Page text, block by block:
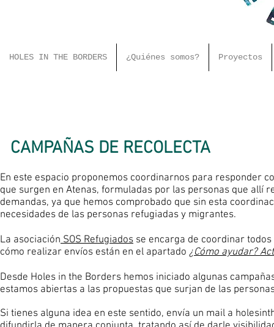
HOLES IN THE BORDERS ¿Quiénes somos? Proyectos
CAMPAÑAS DE RECOLECTA
En este espacio proponemos coordinarnos para responder
que surgen en Atenas, formuladas por las personas que allí
demandas, ya que hemos comprobado que sin esta
necesidades de las personas refugiadas y migrantes.
La asociaciónSOS Refugiados se encarga de coordinar
cómo realizar envíos están en el apartado ¿Cómo ayudar?
Desde Holes in the Borders hemos iniciado algunas
estamos abiertas a las propuestas que surjan de las
Si tienes alguna idea en este sentido, envía un mail a